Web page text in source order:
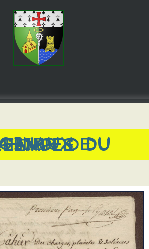
ORIGINAUX DU CAHIER DE DOLEANCES DU TEMPLE